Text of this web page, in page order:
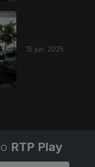
15 jun. 2025
RTP Play